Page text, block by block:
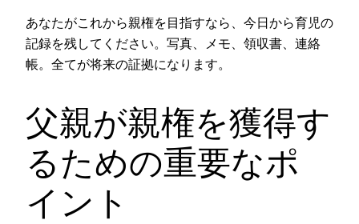
あなたがこれから親権を目指すなら、今日から育児の
記録を残してください。写真、メモ、領収書、連絡
帳。全てが将来の証拠になります。
父親が親権を獲得す
るための重要なポ
イント